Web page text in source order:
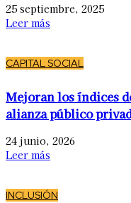
25 septiembre, 2025
Leer más
CAPITAL SOCIAL
Mejoran los índices
alianza público
24 junio, 2026
Leer más
INCLUSIÓN